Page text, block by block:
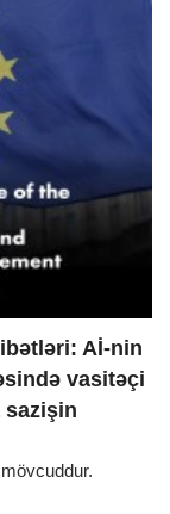
Aİ-nin
vasitəçi
sazişin